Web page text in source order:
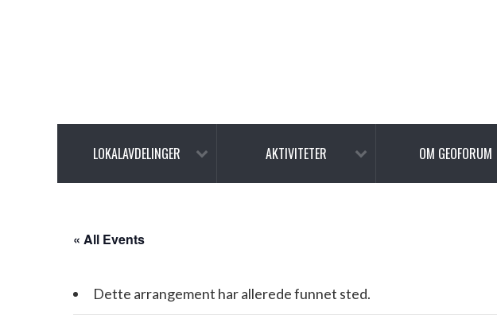
LOKALAVDELINGER AKTIVITETER OM GEOFORUM
« All Events
Dette arrangement har allerede funnet sted.